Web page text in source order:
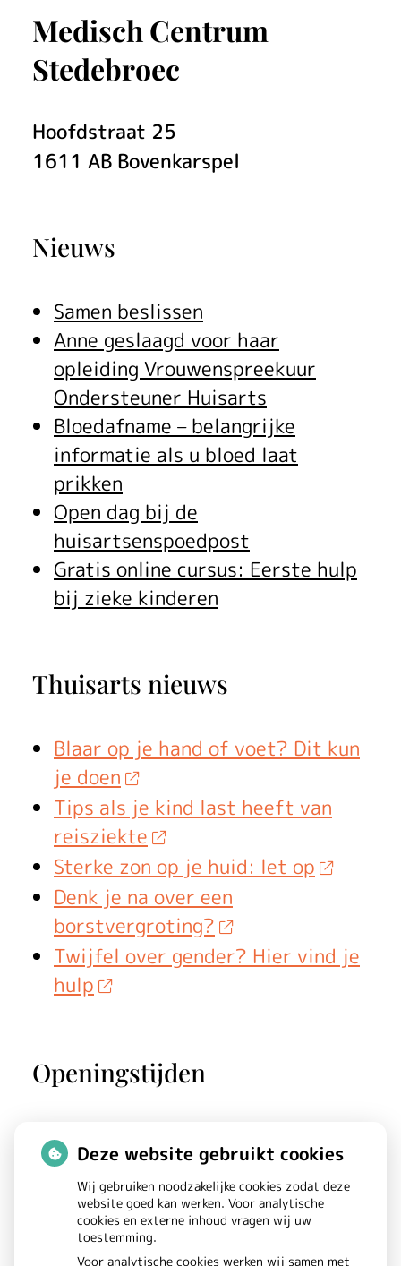
g
e
s
p
e
c
i
a
l
s
e
r
d
e
a
l
d
a
t
a
t
s
Medisch Centrum
Stedebroec
Hoofdstraat 25
1611 AB Bovenkarspel
Nieuws
Samen beslissen
Anne geslaagd voor haar
opleiding Vrouwenspreekuur
Ondersteuner Huisarts
Bloedafname – belangrijke
informatie als u bloed laat
prikken
Open dag bij de
huisartsenspoedpost
Gratis online cursus: Eerste hulp
bij zieke kinderen
Thuisarts nieuws
Blaar op je hand of voet? Dit kun
je doen
Tips als je kind last heeft van
reisziekte
Sterke zon op je huid: let op
Denk je na over een
borstvergroting?
Twijfel over gender? Hier vind je
hulp
Openingstijden
Maandag:
Dinsdag:
08.00 - 17.00
Woensdag:
08.00 - 17.00
Donderdag:
08.00 - 17.00
Vrijdag:
08.00 - 17.00
Deze website gebruikt cookies
Wij gebruiken noodzakelijke cookies zodat deze
website goed kan werken. Voor analytische
cookies en externe inhoud vragen wij uw
toestemming.
Voor analytische cookies werken wij samen met